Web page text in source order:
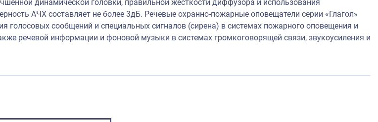
динамической головки, правильной жесткости диффузора и использования
АЧХ составляет не более 3дБ. Речевые охранно-пожарные оповещатели серии «Глагол»
голосовых сообщений и специальных сигналов (сирена) в системах пожарного оповещения и
речевой информации и фоновой музыки в системах громкоговорящей связи, звукоусиления и